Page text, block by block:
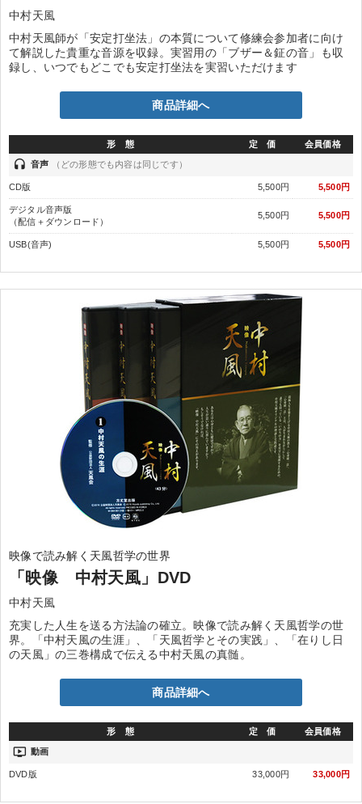
中村天風
中村天風師が「安定打坐法」の本質について修練会参加者に向け
て解説した貴重な音源を収録。実習用の「ブザー＆鉦の音」も収
録し、いつでもどこでも安定打坐法を実習いただけます
商品詳細へ
形 態 定 価 会員価格
headset 音声 （どの形態でも内容は同じです）
CD版 5,500円 5,500円
デジタル音声版
（配信＋ダウンロード）
5,500円 5,500円
USB(音声) 5,500円 5,500円
映像で読み解く天風哲学の世界
「映像 中村天風」DVD
中村天風
充実した人生を送る方法論の確立。映像で読み解く天風哲学の世
界。「中村天風の生涯」、「天風哲学とその実践」、「在りし日
の天風」の三巻構成で伝える中村天風の真髄。
商品詳細へ
形 態 定 価 会員価格
ondemand_video 動画
DVD版 33,000円 33,000円